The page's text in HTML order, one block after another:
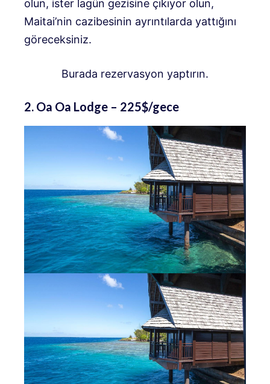
olun, ister lagün gezisine çıkıyor olun,
Maitai’nin cazibesinin ayrıntılarda yattığını
göreceksiniz.
Burada rezervasyon yaptırın.
2. Oa Oa Lodge – 225$/gece